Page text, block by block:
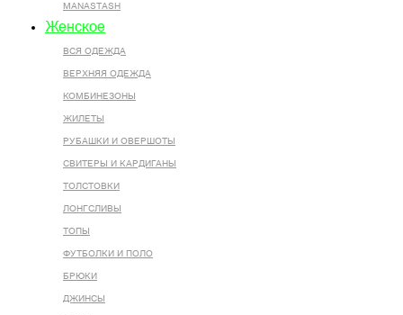
MANASTASH
Женское
ВСЯ ОДЕЖДА
ВЕРХНЯЯ ОДЕЖДА
КОМБИНЕЗОНЫ
ЖИЛЕТЫ
РУБАШКИ И ОВЕРШОТЫ
СВИТЕРЫ И КАРДИГАНЫ
ТОЛСТОВКИ
ЛОНГСЛИВЫ
ТОПЫ
ФУТБОЛКИ И ПОЛО
БРЮКИ
ДЖИНСЫ